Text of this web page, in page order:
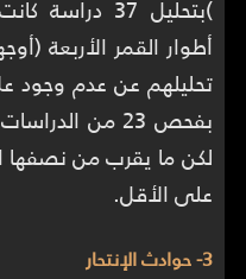
)بتحليل 37
أطوار القمر الأربعة
تحليلهم عن عدم وجود
بفحص 23 من
لكن ما يقرب من
على الأقل.
3- حوادث الإنتحار